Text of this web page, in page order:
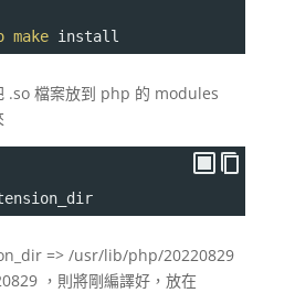
make install
.so 檔案放到 php 的 modules
=> /usr/lib/php/20220829
，則將剛編譯好，放在